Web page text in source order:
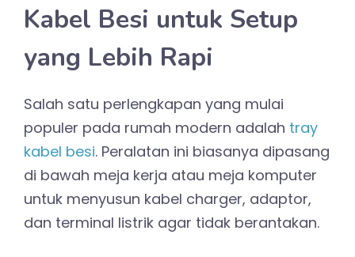
Kabel Besi untuk Setup
yang Lebih Rapi
Salah satu perlengkapan yang mulai
populer pada rumah modern adalah tray
kabel besi. Peralatan ini biasanya dipasang
di bawah meja kerja atau meja komputer
untuk menyusun kabel charger, adaptor,
dan terminal listrik agar tidak berantakan.